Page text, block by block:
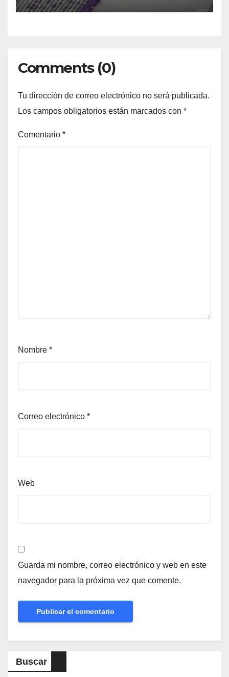
Comments (0)
Tu dirección de correo electrónico no será publicada.
Los campos obligatorios están marcados con *
Comentario *
Nombre *
Correo electrónico *
Web
Guarda mi nombre, correo electrónico y web en este
navegador para la próxima vez que comente.
Buscar